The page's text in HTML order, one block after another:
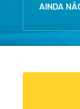
AINDA